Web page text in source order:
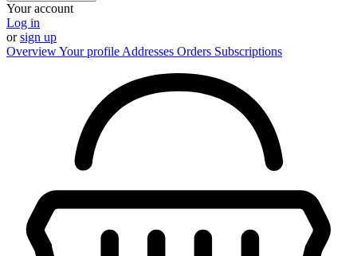
Your account
Log in
orsign up
OverviewYour profile Addresses Orders Subscriptions